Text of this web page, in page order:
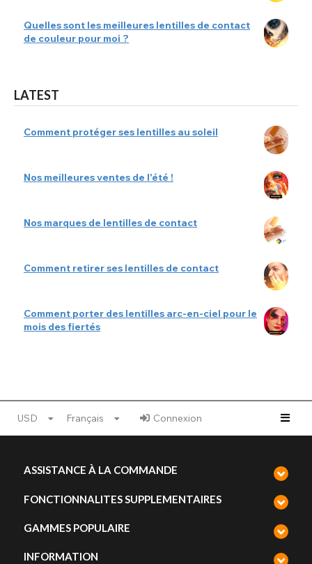
Quelles sont les meilleures lentilles de contact
de couleur pour moi ?
LATEST
Comment protéger ses lentilles au soleil
Nos meilleures ventes de l'été !
Nos marques de lentilles de contact
Comment retirer ses lentilles de contact
Comment porter des lentilles arc-en-ciel pour le
mois des fiertés
USD Français Connexion
ASSISTANCE À LA COMMANDE
FONCTIONNALITES SUPPLEMENTAIRES
GAMMES POPULAIRE
INFORMATION